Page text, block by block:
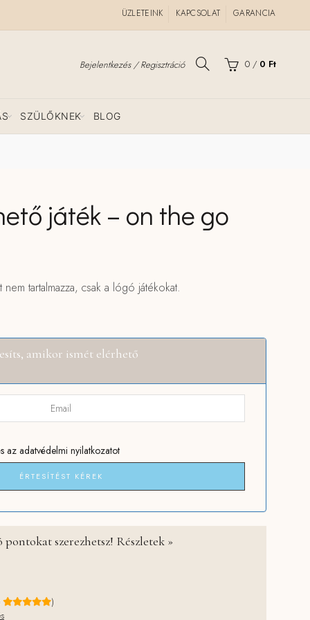
ÜZLETEINK KAPCSOLAT GARANCIA
Bejelentkezés / Regisztráció 0 / 0 Ft
SZÜLŐKNEK BLOG
játék – on the go
tartalmazza, csak a lógó játékokat.
amikor ismét elérhető
az adatvédelmi nyilatkozatot
ÉRTESÍTÉST KÉREK
szerezhetsz! Részletek »
)